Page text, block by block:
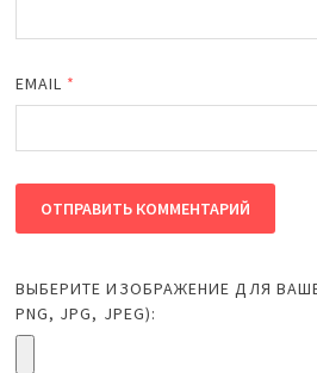
EMAIL *
ВЫБЕРИТЕ ИЗОБРАЖЕНИЕ ДЛЯ
PNG, JPG, JPEG):